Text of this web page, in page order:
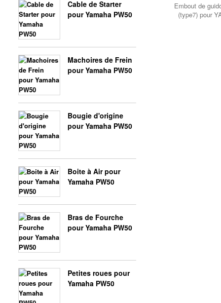
Cable de Starter
pour Yamaha PW50
Machoires de Frein
pour Yamaha PW50
Bougie d'origine
pour Yamaha PW50
Boite à Air pour
Yamaha PW50
Bras de Fourche
pour Yamaha PW50
Petites roues pour
Yamaha PW50
Embout de
(type7) pour